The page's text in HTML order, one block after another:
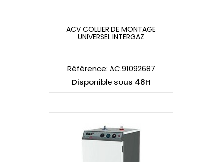
ACV COLLIER DE MONTAGE
UNIVERSEL INTERGAZ
Référence: AC.91092687
Disponible sous 48H